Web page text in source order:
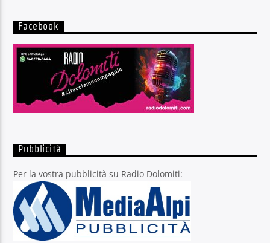
Facebook
Pubblicità
Per la vostra pubblicità su Radio Dolomiti: